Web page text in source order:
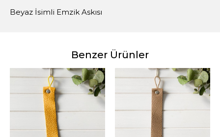
Beyaz İsimli Emzik Askısı
Benzer Ürünler